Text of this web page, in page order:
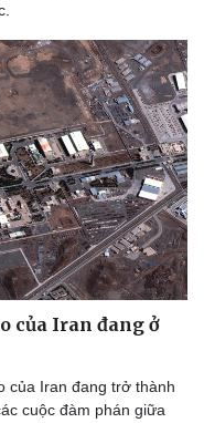
của Iran đang ở
của Iran đang trở thành
cuộc đàm phán giữa